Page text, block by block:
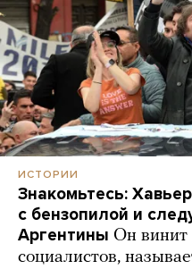
ИСТОРИИ
Знакомьтесь:
с бензопилой и
Аргентины Он винит
социалистов,